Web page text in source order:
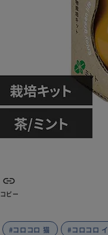
コピー
#コロコロ 猫 #コロコロ